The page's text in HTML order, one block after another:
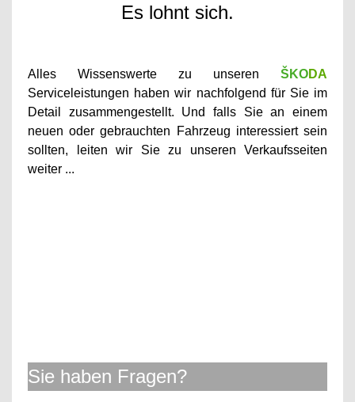
Es lohnt sich.
Alles Wissenswerte zu unseren ŠKODA
Serviceleistungen haben wir nachfolgend für Sie im
Detail zusammengestellt. Und falls Sie an einem
neuen oder gebrauchten Fahrzeug interessiert sein
sollten, leiten wir Sie zu unseren Verkaufsseiten
weiter ...
Sie haben Fragen?